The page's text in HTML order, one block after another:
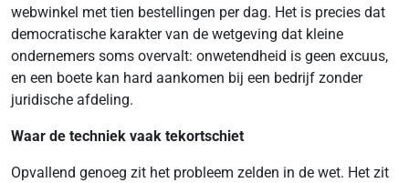
webwinkel met tien bestellingen per dag. Het is precies dat
democratische karakter van de wetgeving dat kleine
ondernemers soms overvalt: onwetendheid is geen excuus,
en een boete kan hard aankomen bij een bedrijf zonder
juridische afdeling.
Waar de techniek vaak tekortschiet
Opvallend genoeg zit het probleem zelden in de wet. Het zit